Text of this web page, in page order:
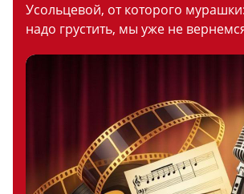
Усольцевой, от которого
надо грустить, мы уже не